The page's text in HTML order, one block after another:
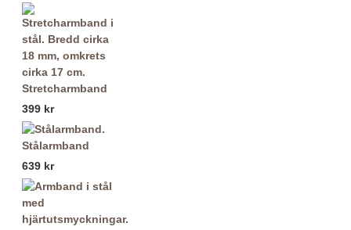
Stretcharmband
399 kr
Stålarmband
639 kr